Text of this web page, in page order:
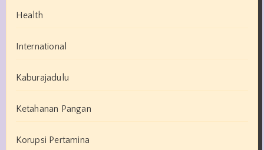
Health
International
Kaburajadulu
Ketahanan Pangan
Korupsi Pertamina